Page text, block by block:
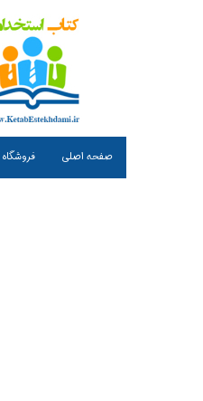
صفحه اصلی فروشگاه